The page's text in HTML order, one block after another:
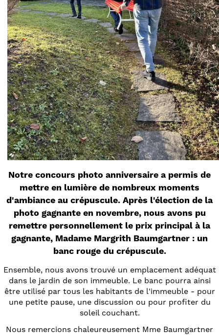
Notre concours photo anniversaire a permis de
mettre en lumière de nombreux moments
d'ambiance au crépuscule. Après l'élection de la
photo gagnante en novembre, nous avons pu
remettre personnellement le prix principal à la
gagnante, Madame Margrith Baumgartner : un
banc rouge du crépuscule.
Ensemble, nous avons trouvé un emplacement adéquat
dans le jardin de son immeuble. Le banc pourra ainsi
être utilisé par tous les habitants de l'immeuble - pour
une petite pause, une discussion ou pour profiter du
soleil couchant.
Nous remercions chaleureusement Mme Baumgartner